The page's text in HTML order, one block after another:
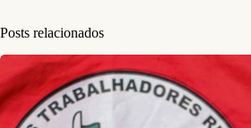
Posts relacionados